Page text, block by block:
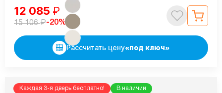
12 085 ₽
15 106₽-20%
Рассчитать цену«под ключ»
Каждая 3-я дверь бесплатно! В наличии